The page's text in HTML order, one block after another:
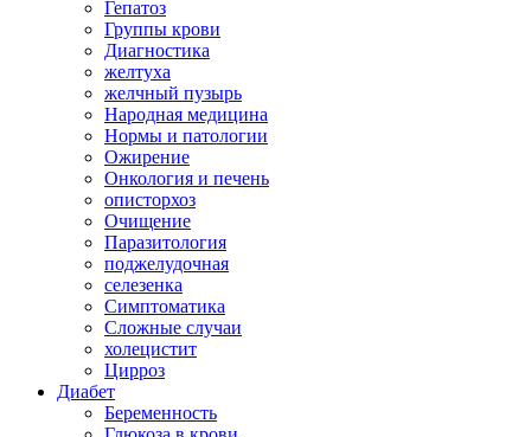
Гепатоз
Группы крови
Диагностика
желтуха
желчный пузырь
Народная медицина
Нормы и патологии
Ожирение
Онкология и печень
описторхоз
Очищение
Паразитология
поджелудочная
селезенка
Симптоматика
Сложные случаи
холецистит
Цирроз
Диабет
Беременность